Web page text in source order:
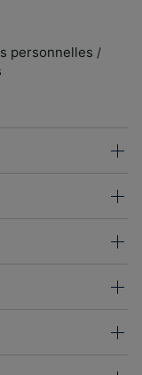
personnelles /